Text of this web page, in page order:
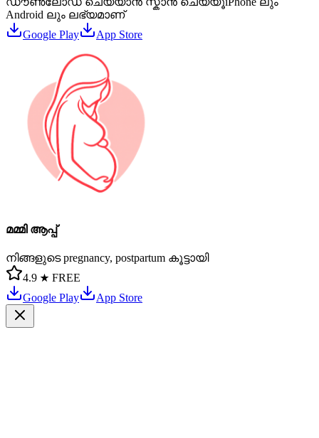
Android ലും ലഭ്യമാണ്
Google Play
App Store
മമ്മി ആപ്പ്
നിങ്ങളുടെ pregnancy, postpartum കൂട്ടായി
4.9 ★ FREE
Google Play
App Store